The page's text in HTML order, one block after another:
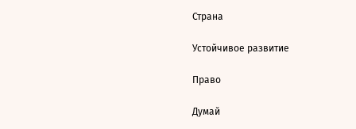
Страна
Устойчивое развитие
Право
Думай